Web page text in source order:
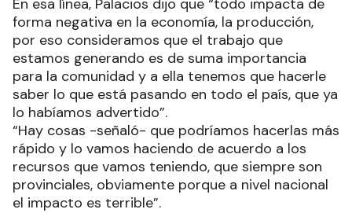
En esa línea, Palacios dijo que “todo impacta de
forma negativa en la economía, la producción,
por eso consideramos que el trabajo que
estamos generando es de suma importancia
para la comunidad y a ella tenemos que hacerle
saber lo que está pasando en todo el país, que ya
lo habíamos advertido”.
“Hay cosas -señaló- que podríamos hacerlas más
rápido y lo vamos haciendo de acuerdo a los
recursos que vamos teniendo, que siempre son
provinciales, obviamente porque a nivel nacional
el impacto es terrible”.